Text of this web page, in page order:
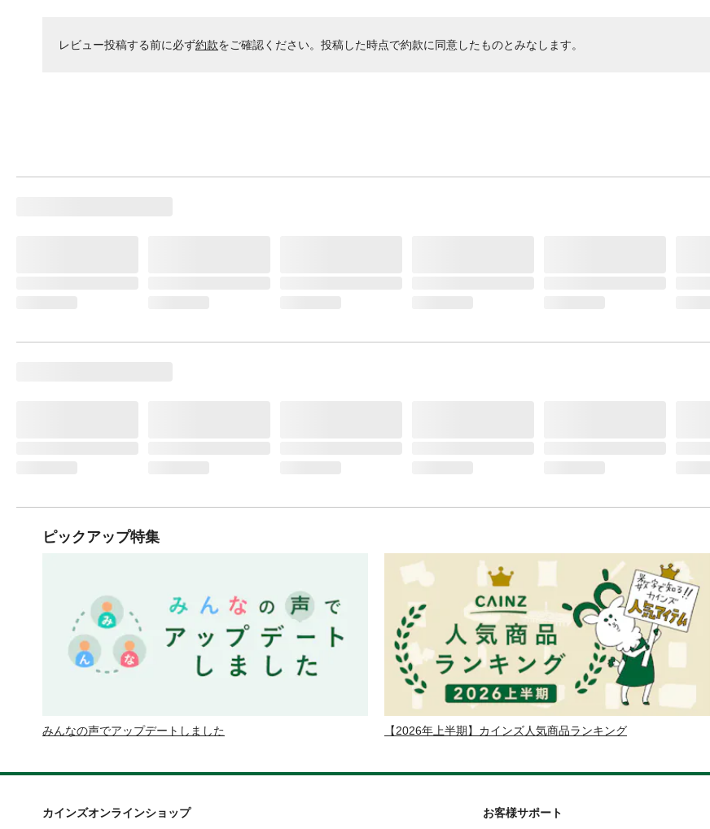
レビュー投稿する前に必ず約款をご確認ください。投稿した時点で約款に同意したものとみなします。
ピックアップ特集
みんなの声でアップデートしました 【2026年上半期】カインズ人気商品ランキング
カインズオンラインショップ お客様サポート